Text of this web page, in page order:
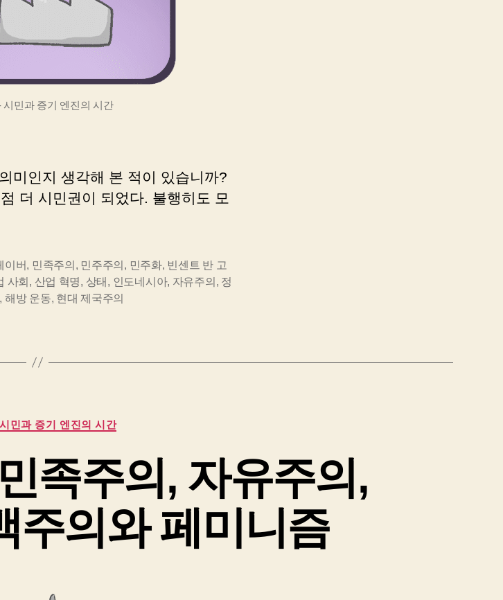
시민과 증기 엔진의 시간
미인지 생각해 본 적이 있습니까?
더 시민권이 되었다. 불행히도 모
이버, 민족주의 , 민주주의 , 민주화, 빈센트 반 고
사회 , 산업 혁명, 상태 , 인도네시아, 자유주의 , 정
, 해방 운동, 현대 제국주의
카
테
리
시민과 증기 엔진의 시간
족주의, 자유주의,
주의와 페미니즘